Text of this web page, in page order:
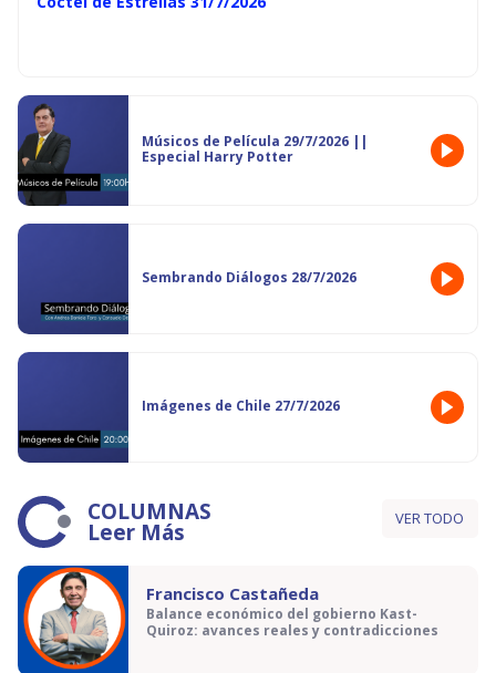
Músicos de Película 29/7/2026 ||
Especial Harry Potter
Sembrando Diálogos 28/7/2026
Imágenes de Chile 27/7/2026
COLUMNAS
Leer Más VER TODO
Francisco Castañeda
Balance económico del gobierno Kast-
Quiroz: avances reales y contradicciones